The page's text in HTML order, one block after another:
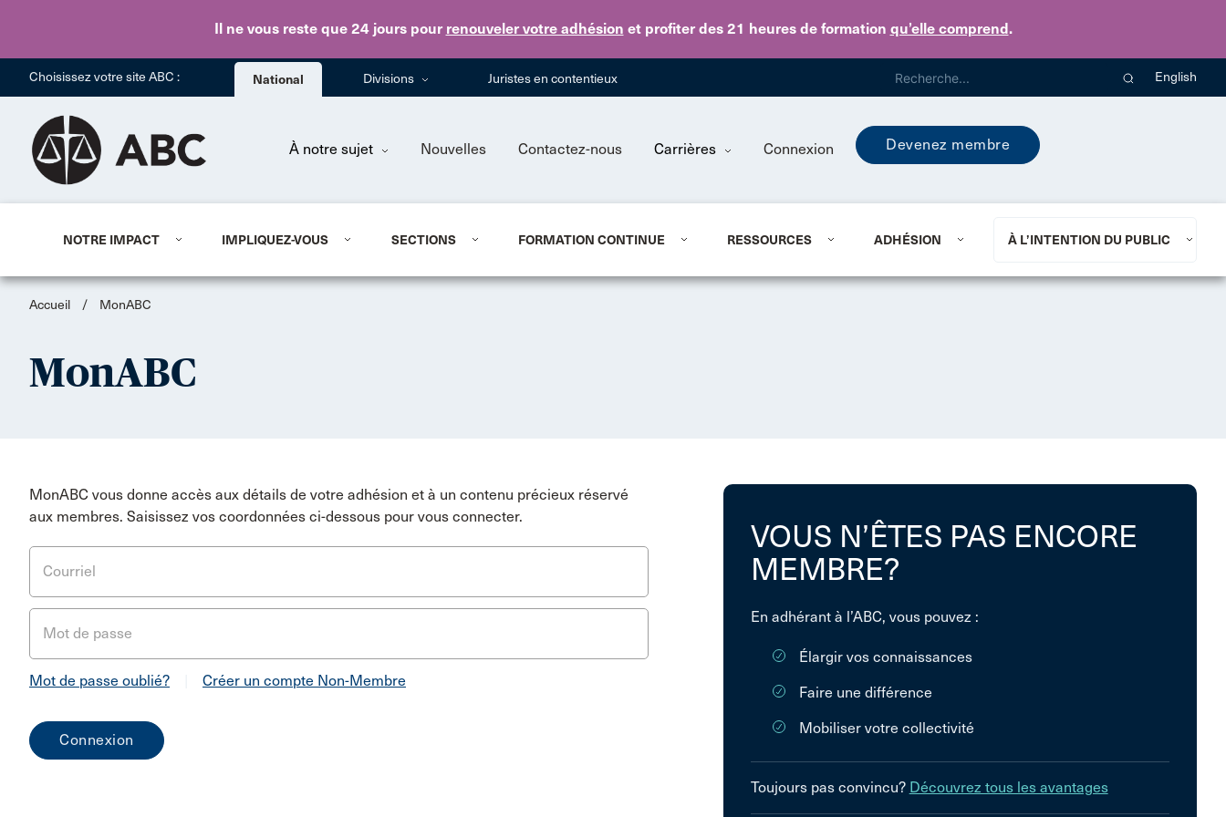
Il ne vous reste que 24 jourspour renouveler votre adhésion et profiter des 21 heures de formation qu’elle comprend.
Skip to main content
Choisissez votre site ABC : National Divisions Juristes en contentieux English
À notre sujet Nouvelles Contactez-nous Carrières Connexion Devenez membre
NOTRE IMPACT IMPLIQUEZ-VOUS SECTIONS FORMATION CONTINUE RESSOURCES ADHÉSION À L’INTENTION DU PUBLIC
Accueil / MonABC
MonABC
MonABC vous donne accès aux détails de votre adhésion et à un contenu précieux réservé
aux membres. Saisissez vos coordonnées ci-dessous pour vous connecter.
Courriel
Mot de passe
Mot de passe oublié? Créer un compte Non-Membre
VOUS N’ÊTES PAS ENCORE
MEMBRE?
En adhérant à l’ABC, vous pouvez :
Élargir vos connaissances
Faire une différence
Mobiliser votre collectivité
Toujours pas convincu? Découvrez tous les avantages